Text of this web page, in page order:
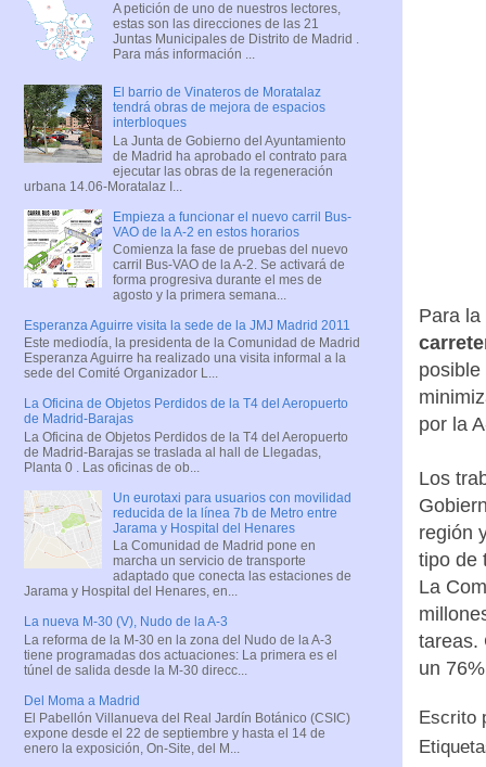
Para
por la
Los
región
tipo de
La
tareas.
un
Escrito
A petición de uno de nuestros lectores,
estas son las direcciones de las 21
Juntas Municipales de Distrito de Madrid .
Para más información ...
El barrio de Vinateros de Moratalaz
tendrá obras de mejora de espacios
interbloques
La Junta de Gobierno del Ayuntamiento
de Madrid ha aprobado el contrato para
ejecutar las obras de la regeneración
urbana 14.06-Moratalaz I...
Empieza a funcionar el nuevo carril Bus-
VAO de la A-2 en estos horarios
Comienza la fase de pruebas del nuevo
carril Bus-VAO de la A-2. Se activará de
forma progresiva durante el mes de
agosto y la primera semana...
Esperanza Aguirre visita la sede de la JMJ Madrid 2011
Este mediodía, la presidenta de la Comunidad de Madrid
Esperanza Aguirre ha realizado una visita informal a la
sede del Comité Organizador L...
La Oficina de Objetos Perdidos de la T4 del Aeropuerto
de Madrid-Barajas
La Oficina de Objetos Perdidos de la T4 del Aeropuerto
de Madrid-Barajas se traslada al hall de Llegadas,
Planta 0 . Las oficinas de ob...
Un eurotaxi para usuarios con movilidad
reducida de la línea 7b de Metro entre
Jarama y Hospital del Henares
La Comunidad de Madrid pone en
marcha un servicio de transporte
adaptado que conecta las estaciones de
Jarama y Hospital del Henares, en...
La nueva M-30 (V), Nudo de la A-3
La reforma de la M-30 en la zona del Nudo de la A-3
tiene programadas dos actuaciones: La primera es el
túnel de salida desde la M-30 direcc...
Del Moma a Madrid
El Pabellón Villanueva del Real Jardín Botánico (CSIC)
expone desde el 22 de septiembre y hasta el 14 de
enero la exposición, On-Site, del M...